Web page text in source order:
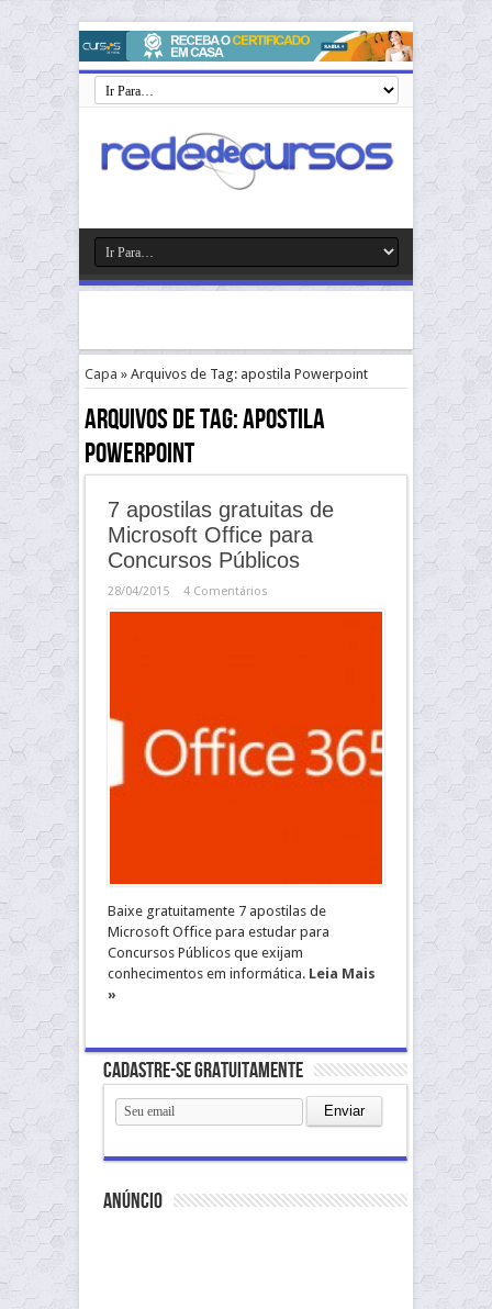
Capa » Arquivos de Tag: apostila Powerpoint
Arquivos de Tag:apostila
Powerpoint
7 apostilas gratuitas de
Microsoft Office para
Concursos Públicos
28/04/2015 4 Comentários
Baixe gratuitamente 7 apostilas de
Microsoft Office para estudar para
Concursos Públicos que exijam
conhecimentos em informática. Leia Mais
»
Cadastre-se gratuitamente
anúncio